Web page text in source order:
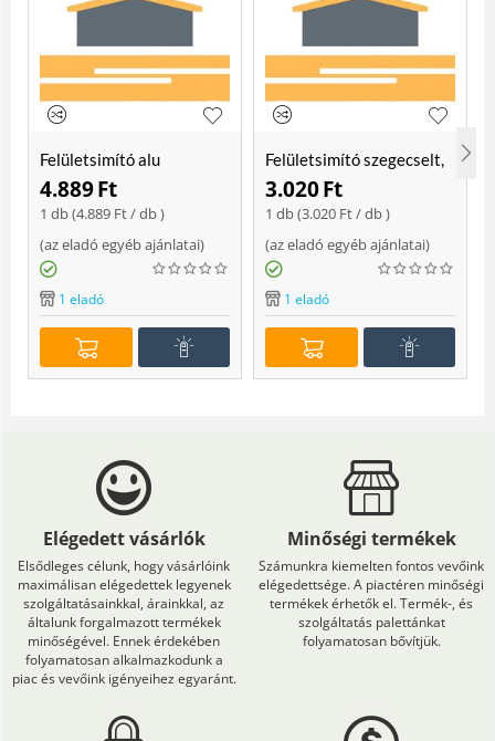
Felületsimító alu
erősített, rome 400 mm
Soft
4.889Ft
1 db (4.889 Ft/ db )
(az eladó egyéb ajánlatai)
1 eladó
Felületsimító szegecselt,
rome 400mm
3.020Ft
1 db (3.020 Ft/ db )
(az eladó egyéb ajánlatai)
1 eladó
Elégedett vásárlók
Elsődleges célunk, hogy vásárlóink
maximálisan elégedettek legyenek
szolgáltatásainkkal, árainkkal, az
általunk forgalmazott termékek
minőségével. Ennek érdekében
folyamatosan alkalmazkodunk a
piac és vevőink igényeihez egyaránt.
Minőségi termékek
Számunkra kiemelten fontos vevőink
elégedettsége. A piactéren minőségi
termékek érhetők el. Termék-, és
szolgáltatás palettánkat
folyamatosan bővítjük.